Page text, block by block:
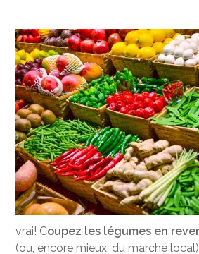
vrai! Coupez les légumes en
(ou, encore mieux, du marché